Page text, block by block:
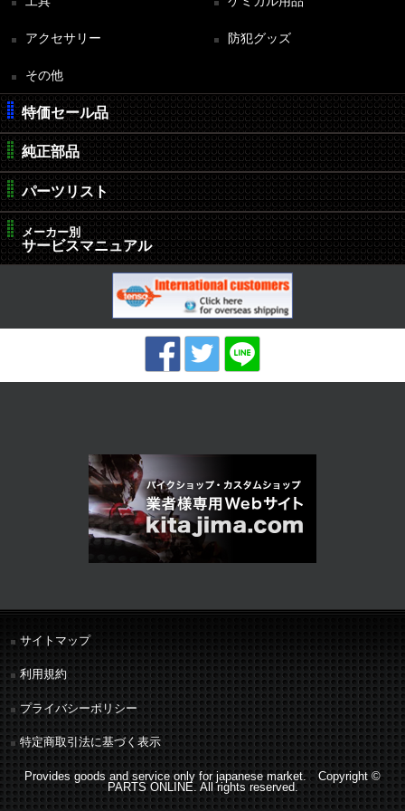
アクセサリー 防犯グッズ
その他
特価セール品
純正部品
パーツリスト
メーカー別
サービスマニュアル
サイトマップ
利用規約
プライバシーポリシー
特定商取引法に基づく表示
Provides goods and service only for japanese market. Copyright ©
PARTS ONLINE. All rights reserved.